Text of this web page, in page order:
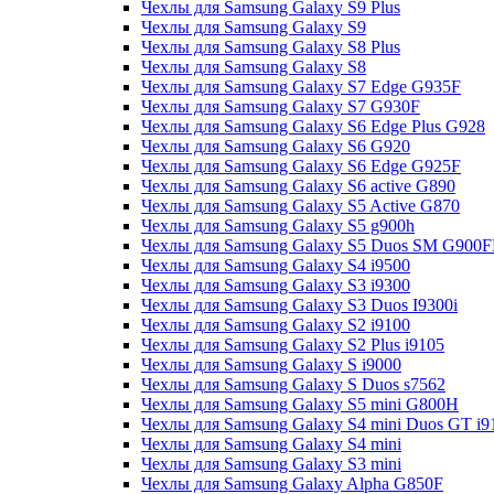
Чехлы для Samsung Galaxy S9 Plus
Чехлы для Samsung Galaxy S9
Чехлы для Samsung Galaxy S8 Plus
Чехлы для Samsung Galaxy S8
Чехлы для Samsung Galaxy S7 Edge G935F
Чехлы для Samsung Galaxy S7 G930F
Чехлы для Samsung Galaxy S6 Edge Plus G928
Чехлы для Samsung Galaxy S6 G920
Чехлы для Samsung Galaxy S6 Edge G925F
Чехлы для Samsung Galaxy S6 active G890
Чехлы для Samsung Galaxy S5 Active G870
Чехлы для Samsung Galaxy S5 g900h
Чехлы для Samsung Galaxy S5 Duos SM
Чехлы для Samsung Galaxy S4 i9500
Чехлы для Samsung Galaxy S3 i9300
Чехлы для Samsung Galaxy S3 Duos I9300i
Чехлы для Samsung Galaxy S2 i9100
Чехлы для Samsung Galaxy S2 Plus i9105
Чехлы для Samsung Galaxy S i9000
Чехлы для Samsung Galaxy S Duos s7562
Чехлы для Samsung Galaxy S5 mini G800H
Чехлы для Samsung Galaxy S4 mini Duos GT
Чехлы для Samsung Galaxy S4 mini
Чехлы для Samsung Galaxy S3 mini
Чехлы для Samsung Galaxy Alpha G850F